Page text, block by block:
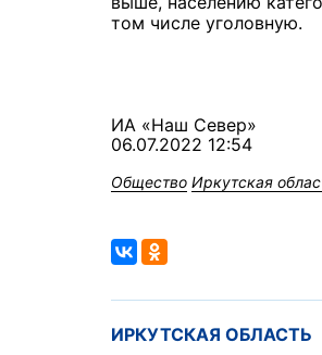
том числе уголовную.
ИА «Наш Север»
06.07.2022 12:54
Общество Иркутская
ИРКУТСКАЯ ОБЛАСТЬ